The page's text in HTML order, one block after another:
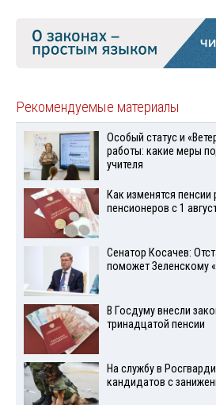
Рекомендуемые материалы
Особый статус и
работы: какие меры
учителя
Как изменятся
пенсионеров с 1
Сенатор Косачев:
поможет Зеленскому
В Госдуму внесли
тринадцатой пенсии
На службу в
кандидатов с